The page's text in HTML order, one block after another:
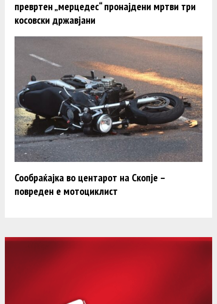
превртен „мерцедес“ пронајдени мртви три
косовски државјани
Сообраќајка во центарот на Скопје –
повреден е мотоциклист